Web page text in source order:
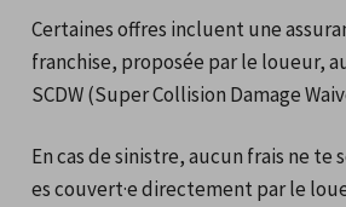
Certaines offres incluent une
franchise, proposée par le loueur,
SCDW (Super Collision Damage
En cas de sinistre, aucun frais ne te
es couvert·e directement par le